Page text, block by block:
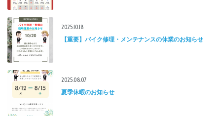
2025.10.18
【重要】バイク修理・メンテナンスの休業のお知らせ
2025.08.07
夏季休暇のお知らせ